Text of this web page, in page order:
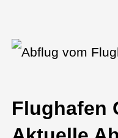
Flughafen